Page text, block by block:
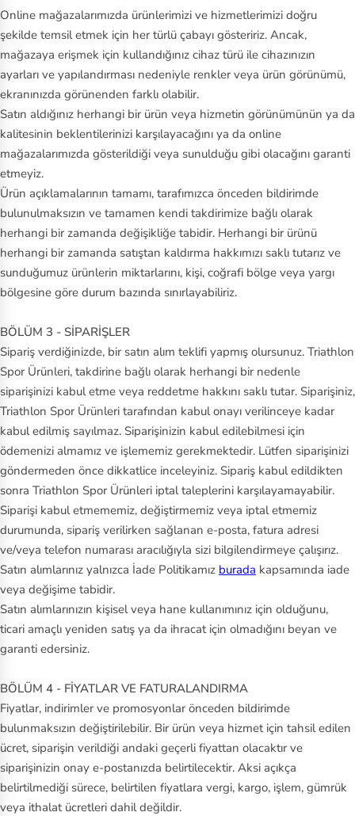
V
an
s
Vi
ct
or
in
ox
Online mağazalarımızda ürünlerimizi ve hizmetlerimizi doğru
şekilde temsil etmek için her türlü çabayı gösteririz. Ancak,
mağazaya erişmek için kullandığınız cihaz türü ile cihazınızın
ayarları ve yapılandırması nedeniyle renkler veya ürün görünümü,
ekranınızda görünenden farklı olabilir.
Satın aldığınız herhangi bir ürün veya hizmetin görünümünün ya da
kalitesinin beklentilerinizi karşılayacağını ya da online
mağazalarımızda gösterildiği veya sunulduğu gibi olacağını garanti
etmeyiz.
Ürün açıklamalarının tamamı, tarafımızca önceden bildirimde
bulunulmaksızın ve tamamen kendi takdirimize bağlı olarak
herhangi bir zamanda değişikliğe tabidir. Herhangi bir ürünü
herhangi bir zamanda satıştan kaldırma hakkımızı saklı tutarız ve
sunduğumuz ürünlerin miktarlarını, kişi, coğrafi bölge veya yargı
bölgesine göre durum bazında sınırlayabiliriz.
BÖLÜM 3 - SİPARİŞLER
Sipariş verdiğinizde, bir satın alım teklifi yapmış olursunuz. Triathlon
Spor Ürünleri, takdirine bağlı olarak herhangi bir nedenle
siparişinizi kabul etme veya reddetme hakkını saklı tutar. Siparişiniz,
Triathlon Spor Ürünleri tarafından kabul onayı verilinceye kadar
kabul edilmiş sayılmaz. Siparişinizin kabul edilebilmesi için
ödemenizi almamız ve işlememiz gerekmektedir. Lütfen siparişinizi
göndermeden önce dikkatlice inceleyiniz. Sipariş kabul edildikten
sonra Triathlon Spor Ürünleri iptal taleplerini karşılayamayabilir.
Siparişi kabul etmememiz, değiştirmemiz veya iptal etmemiz
durumunda, sipariş verilirken sağlanan e-posta, fatura adresi
ve/veya telefon numarası aracılığıyla sizi bilgilendirmeye çalışırız.
Satın alımlarınız yalnızca İade Politikamız burada kapsamında iade
veya değişime tabidir.
Satın alımlarınızın kişisel veya hane kullanımınız için olduğunu,
ticari amaçlı yeniden satış ya da ihracat için olmadığını beyan ve
garanti edersiniz.
BÖLÜM 4 - FİYATLAR VE FATURALANDIRMA
Fiyatlar, indirimler ve promosyonlar önceden bildirimde
bulunmaksızın değiştirilebilir. Bir ürün veya hizmet için tahsil edilen
ücret, siparişin verildiği andaki geçerli fiyattan olacaktır ve
siparişinizin onay e-postanızda belirtilecektir. Aksi açıkça
belirtilmediği sürece, belirtilen fiyatlara vergi, kargo, işlem, gümrük
veya ithalat ücretleri dahil değildir.